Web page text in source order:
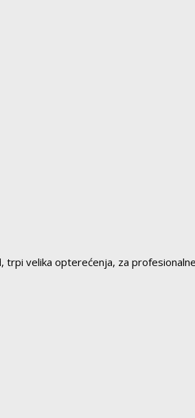
trpi velika opterećenja, za